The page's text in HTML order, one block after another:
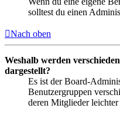
solltest du einen
Nach oben
Weshalb werden
dargestellt?
Es ist der Board-
Benutzergruppen
deren Mitglieder